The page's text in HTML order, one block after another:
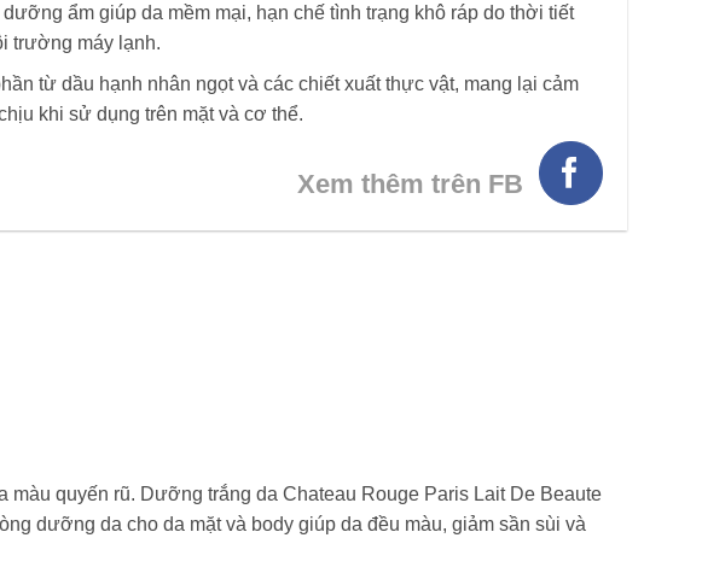
ẩm giúp da mềm mại, hạn chế tình trạng khô ráp do thời tiết
trường máy lạnh.
từ dầu hạnh nhân ngọt và các chiết xuất thực vật, mang lại cảm
khi sử dụng trên mặt và cơ thể.
Xem thêm trên FB
quyến rũ. Dưỡng trắng da Chateau Rouge Paris Lait De Beaute
dưỡng da cho da mặt và body giúp da đều màu, giảm sần sùi và